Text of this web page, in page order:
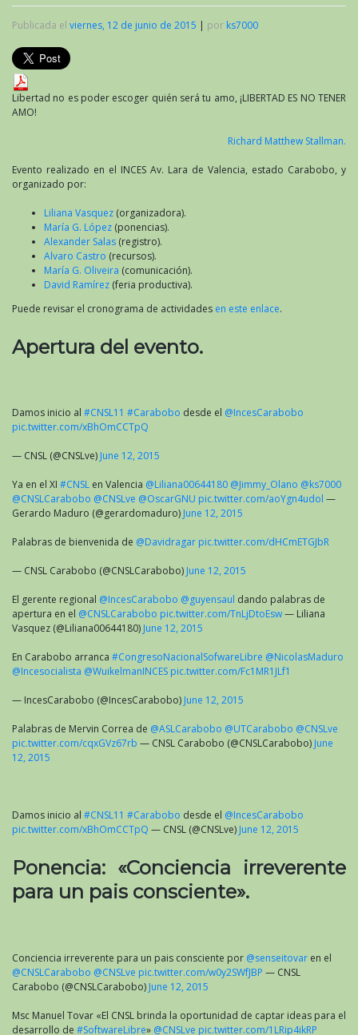
Publicada el viernes, 12 de junio de 2015 | por ks7000
Libertad no es poder escoger quién será tu amo, ¡LIBERTAD ES NO TENER
AMO!
Richard Matthew Stallman.
Evento realizado en el INCES Av. Lara de Valencia, estado Carabobo, y
organizado por:
Liliana Vasquez (organizadora).
María G. López (ponencias).
Alexander Salas (registro).
Alvaro Castro (recursos).
María G. Oliveira (comunicación).
David Ramírez (feria productiva).
Puede revisar el cronograma de actividades en este enlace.
Apertura del evento.
Damos inicio al #CNSL11 #Carabobo desde el @IncesCarabobo
pic.twitter.com/xBhOmCCTpQ
— CNSL (@CNSLve) June 12, 2015
Ya en el XI #CNSL en Valencia @Liliana00644180 @Jimmy_Olano @ks7000
@CNSLCarabobo @CNSLve @OscarGNU pic.twitter.com/aoYgn4udol —
Gerardo Maduro (@gerardomaduro) June 12, 2015
Palabras de bienvenida de @Davidragar pic.twitter.com/dHCmETGJbR
— CNSL Carabobo (@CNSLCarabobo) June 12, 2015
El gerente regional @IncesCarabobo @guyensaul dando palabras de
apertura en el @CNSLCarabobo pic.twitter.com/TnLjDtoEsw— Liliana
Vasquez (@Liliana00644180) June 12, 2015
En Carabobo arranca #CongresoNacionalSofwareLibre @NicolasMaduro
@Incesocialista @WuikelmanINCES pic.twitter.com/Fc1MR1JLf1
— IncesCarabobo (@IncesCarabobo) June 12, 2015
Palabras de Mervin Correa de @ASLCarabobo @UTCarabobo @CNSLve
pic.twitter.com/cqxGVz67rb — CNSL Carabobo (@CNSLCarabobo) June
12, 2015
Damos inicio al #CNSL11 #Carabobo desde el @IncesCarabobo
pic.twitter.com/xBhOmCCTpQ — CNSL (@CNSLve) June 12, 2015
Ponencia: «Conciencia irreverente
para un pais consciente».
Conciencia irreverente para un pais consciente por @senseitovar en el
@CNSLCarabobo @CNSLve pic.twitter.com/w0y2SWfJBP — CNSL
Carabobo (@CNSLCarabobo) June 12, 2015
Msc Manuel Tovar «El CNSL brinda la oportunidad de captar ideas para el
desarrollo de #SoftwareLibre» @CNSLve pic.twitter.com/1LRip4ikRP